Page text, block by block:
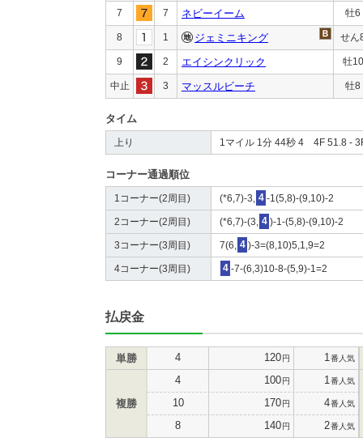
7 7 ネビーイーム 牡6
8 1 ジェミニキング せん
9 2 エイシンクリック 牡10
中止 3 マッスルビーチ 牡8
タイム
上り 1マイル 1分 44秒 4 4F 51.8 -
コーナー通過順位
1コーナー(2周目) (*6,7)-3, 4 -1(5,8)-(9,10)-2
2コーナー(2周目) (*6,7)-(3, 4 )-1-(5,8)-(9,10)-2
3コーナー(3周目) 7(6, 4 )-3=(8,10)5,1,9=2
4コーナー(3周目) 4 -7-(6,3)10-8-(5,9)-1=2
払戻金
単勝 4 120円 1 番人気
複勝
4 100円 1 番人気
10 170円 4番人気
8 140円 2番人気